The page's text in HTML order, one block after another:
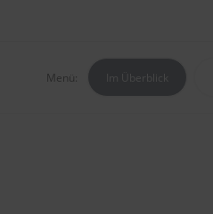
Menü: Im Überblick